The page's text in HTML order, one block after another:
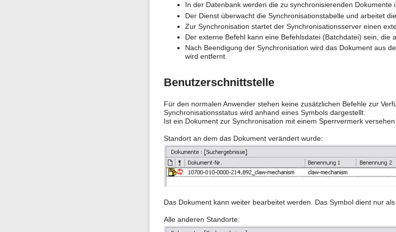
In der Datenbank werden die zu synchronisierenden
Der Dienst überwacht die Synchronisationstabelle und arbeitet
Zur Synchronisation startet der Synchronisationsserver einen
Der externe Befehl kann eine Befehlsdatei (Batchdatei) sein, die
Nach Beendigung der Synchronisation wird das Dokument aus
wird entfernt.
Benutzerschnittstelle
Für den normalen Anwender stehen keine zusätzlichen Befehle zur
Synchronisationsstatus wird anhand eines Symbols dargestellt.
Ist ein Dokument zur Synchronisation mit einem Sperrvermerk
Standort an dem das Dokument verändert wurde:
Das Dokument kann weiter bearbeitet werden. Das Symbol dient nur
Alle anderen Standorte: